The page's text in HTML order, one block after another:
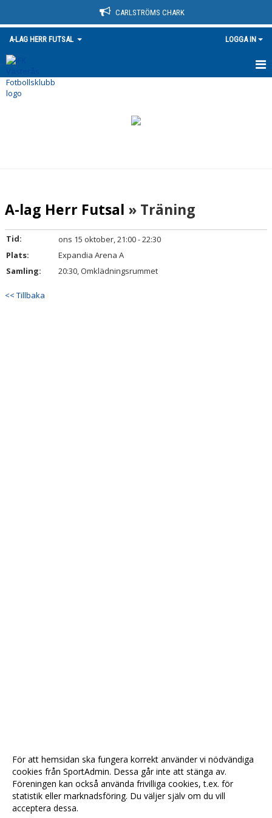
CARLSTRÖMS CHARK
A-LAG HERR FUTSAL LOGGA IN
HEM
BILDGALLERI
KONTAKT
A-lag Herr Futsal » Träning
Tid:
ons 15 oktober, 21:00 - 22:30
Plats:
Expandia Arena A
Samling:
20:30, Omklädningsrummet
<< Tillbaka
För att hemsidan ska fungera korrekt använder vi nödvändiga
cookies från SportAdmin. Dessa går inte att stänga av.
Föreningen kan också använda frivilliga cookies, t.ex. för
statistik eller marknadsföring. Du väljer själv om du vill
acceptera dessa.